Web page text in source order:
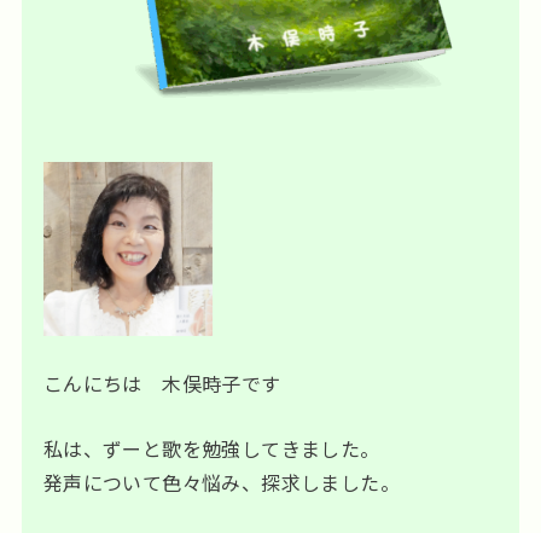
こんにちは 木俣時子です
私は、ずーと歌を勉強してきました。
発声について色々悩み、探求しました。